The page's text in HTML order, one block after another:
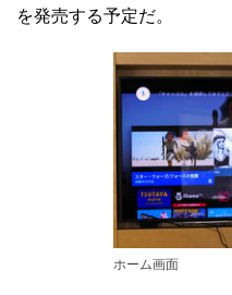
を発売する予定だ。
ホーム画面